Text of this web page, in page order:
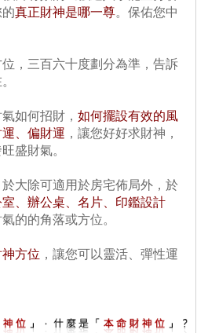
真正財神是哪一尊。保佑您中
，三百六十度劃分為準，告訴
如何招財， 如何擺設有效的風
、偏財運 ，讓您好好求財神，
盛財氣。
大除可適用於房宅佈局外，於
、辦公桌、名片、印鑑設計
的的角落或方位。
方位 ，讓您可以靈活、彈性運